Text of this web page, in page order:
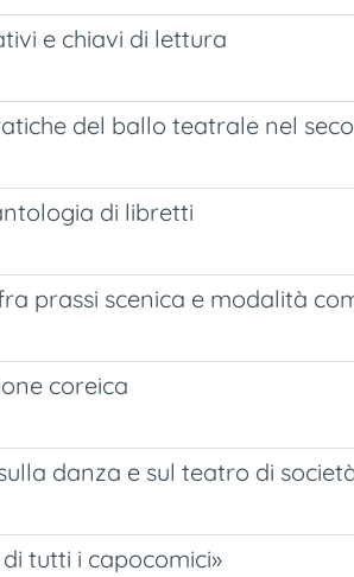
e chiavi di lettura
del ballo teatrale nel
di libretti
prassi scenica e modalità
coreica
danza e sul teatro di
tutti i capocomici»